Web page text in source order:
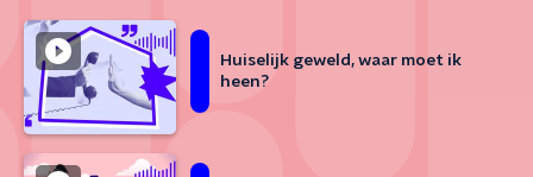
Huiselijk geweld, waar moet ik
heen?